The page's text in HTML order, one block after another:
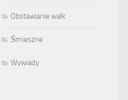
Obstawianie walk
Śmieszne
Wywiady